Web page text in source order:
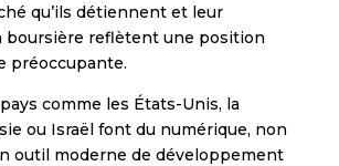
qu’ils détiennent et leur
boursière reflètent une position
préoccupante.
comme les États-Unis, la
ou Israël font du numérique, non
outil moderne de développement